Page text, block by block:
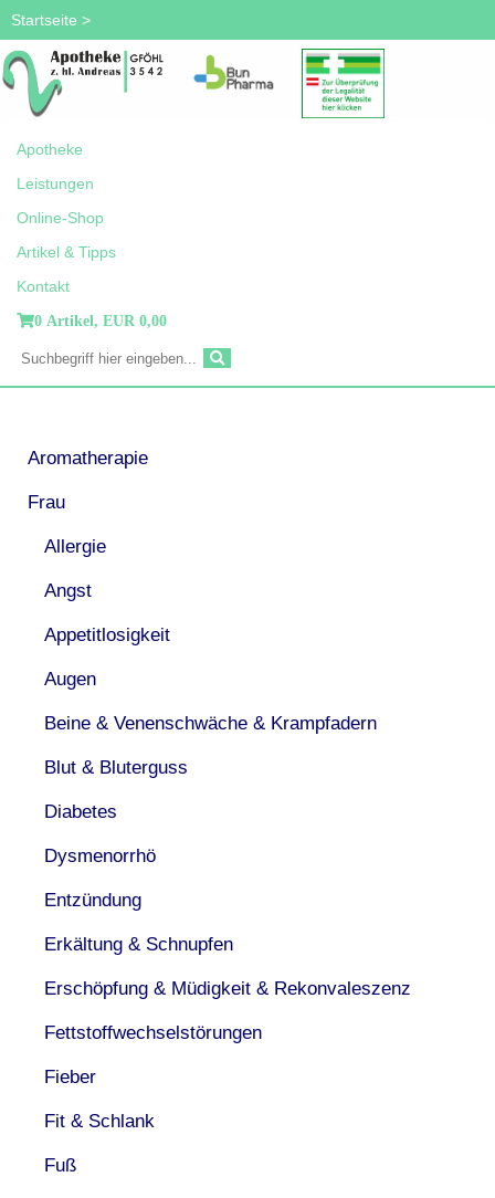
Startseite >
Apotheke
Leistungen
Online-Shop
Artikel & Tipps
Kontakt
0 Artikel, EUR 0,00
Aromatherapie
Frau
Allergie
Angst
Appetitlosigkeit
Augen
Beine & Venenschwäche & Krampfadern
Blut & Bluterguss
Diabetes
Dysmenorrhö
Entzündung
Erkältung & Schnupfen
Erschöpfung & Müdigkeit & Rekonvaleszenz
Fettstoffwechselstörungen
Fieber
Fit & Schlank
Fuß